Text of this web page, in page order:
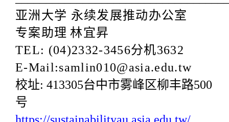
亚洲大学 永续发展推动办公室
专案助理 林宜昇
TEL: (04)2332-3456分机3632
E-Mail:samlin010@asia.edu.tw
校址: 413305台中市雾峰区柳丰路500
号
https://sustainabilityau.asia.edu.tw/